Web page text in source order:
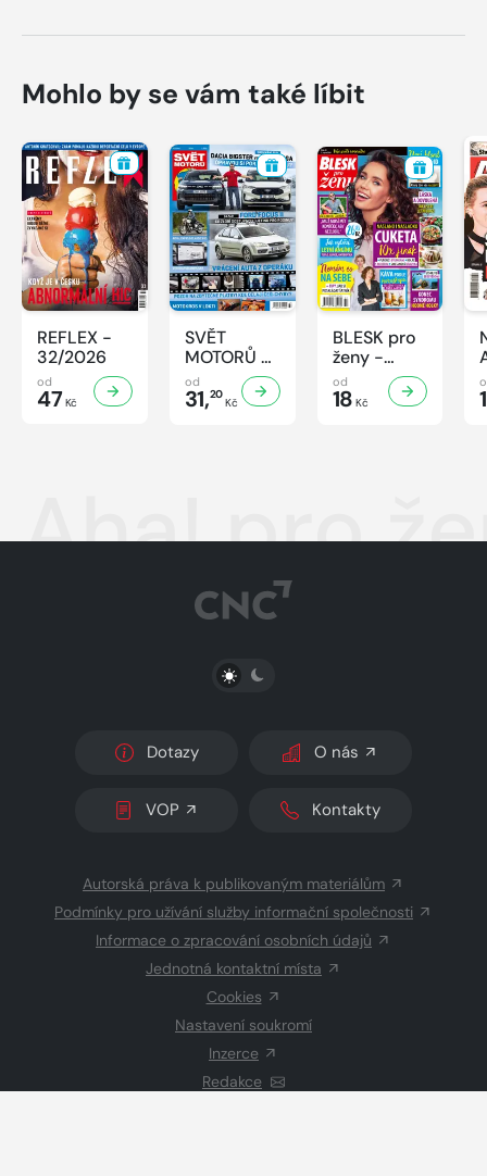
Mohlo by se vám také líbit
REFLEX -
32/2026
od
47 Kč
SVĚT
MOTORŮ -
32/2026
od
31,20
Kč
BLESK pro
ženy -
32/2026
od
18 Kč
Aha! pro
PŘEPNOUT SVĚTLÝ/TMAVÝ REŽIM
Dotazy O nás
VOP Kontakty
Autorská práva k publikovaným materiálům
Podmínky pro užívání služby informační společnosti
Informace o zpracování osobních údajů
Jednotná kontaktní místa
Cookies
Nastavení soukromí
Inzerce
Redakce